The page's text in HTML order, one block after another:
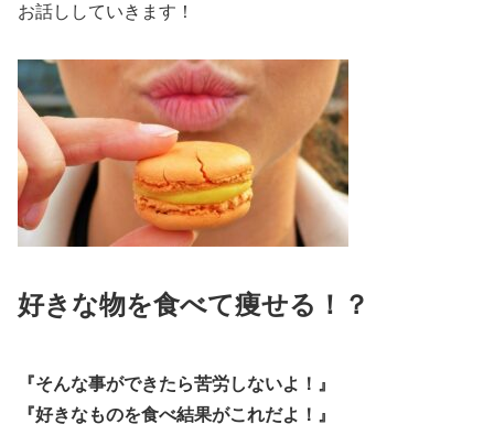
お話ししていきます！
好きな物を食べて痩せる！？
『そんな事ができたら苦労しないよ！』
『好きなものを食べ結果がこれだよ！』